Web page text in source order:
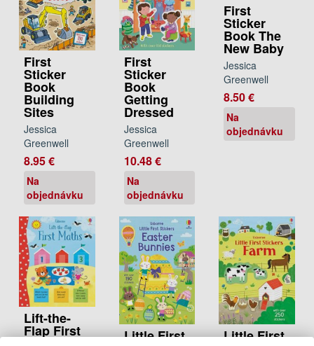
First
Sticker
Book
Building
Sites
Jessica
Greenwell
8.95 €
Na
objednávku
First
Sticker
Book
Getting
Dressed
Jessica
Greenwell
10.48 €
Na
objednávku
First
Sticker
Book The
New Baby
Jessica
Greenwell
8.50 €
Na
objednávku
Lift-the-
Flap First Little First Little First